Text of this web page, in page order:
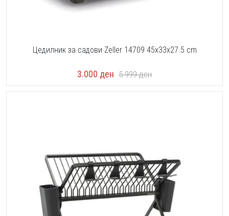
Цедилник за садови Zeller 14709 45x33x27.5 cm
3.000 ден 5.999ден